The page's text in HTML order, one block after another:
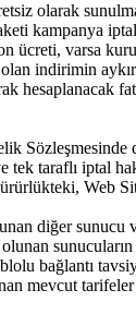
olarak
kampanya
ücreti, varsa
indirimin
taraflı iptal
Web
diğer
bağlantı
mevcut